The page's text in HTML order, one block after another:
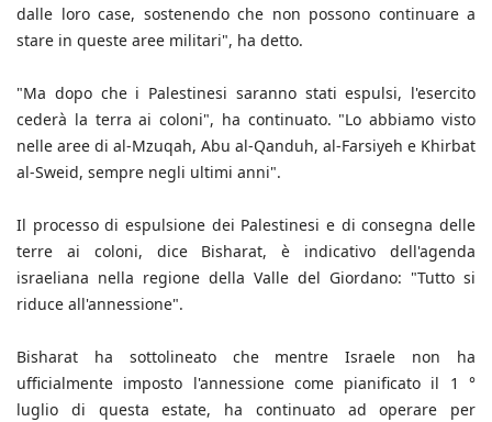
dalle loro case, sostenendo che non possono continuare a
stare in queste aree militari", ha detto.
"Ma dopo che i Palestinesi saranno stati espulsi, l'esercito
cederà la terra ai coloni", ha continuato. "Lo abbiamo visto
nelle aree di al-Mzuqah, Abu al-Qanduh, al-Farsiyeh e Khirbat
al-Sweid, sempre negli ultimi anni".
Il processo di espulsione dei Palestinesi e di consegna delle
terre ai coloni, dice Bisharat, è indicativo dell'agenda
israeliana nella regione della Valle del Giordano: "Tutto si
riduce all'annessione".
Bisharat ha sottolineato che mentre Israele non ha
ufficialmente imposto l'annessione come pianificato il 1 °
luglio di questa estate, ha continuato ad operare per